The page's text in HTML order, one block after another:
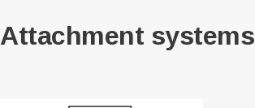
Attachment systems